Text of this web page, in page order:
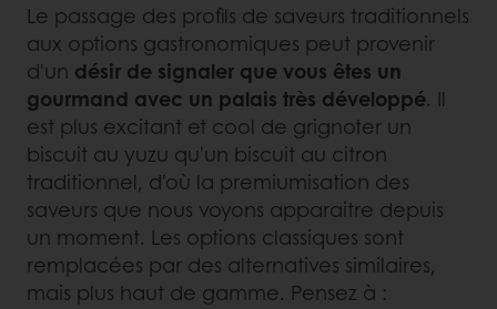
Le passage des profils de saveurs traditionnels
aux options gastronomiques peut provenir
d'un désir de signaler que vous êtes un
gourmand avec un palais très développé. Il
est plus excitant et cool de grignoter un
biscuit au yuzu qu'un biscuit au citron
traditionnel, d'où la premiumisation des
saveurs que nous voyons apparaitre depuis
un moment. Les options classiques sont
remplacées par des alternatives similaires,
mais plus haut de gamme. Pensez à :